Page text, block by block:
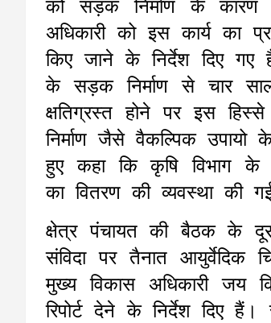
को सड़क निर्माण के कारण
अधिकारी को इस कार्य का
किए जाने के निर्देश दिए गए
के सड़क निर्माण से चार
क्षतिग्रस्त होने पर इस
निर्माण जैसे वैकल्पिक उपायो
हुए कहा कि कृषि विभाग के
का वितरण की व्यवस्था की
क्षेत्र पंचायत की बैठक के
संविदा पर तैनात आयुर्वेदिक
मुख्य विकास अधिकारी
रिपोर्ट देने के निर्देश दिए